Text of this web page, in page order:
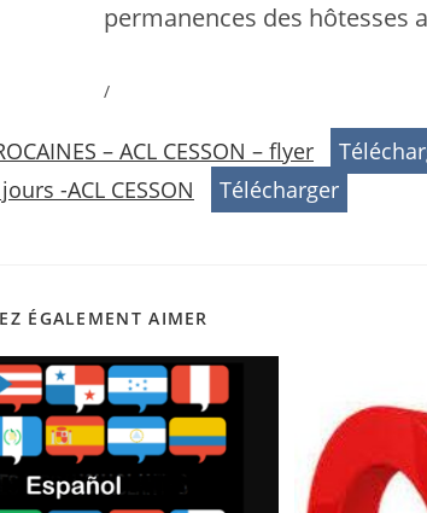
permanences des hôtesses
/
– ACL CESSON – flyer
-ACL CESSON
Télécharger
ÉGALEMENT AIMER